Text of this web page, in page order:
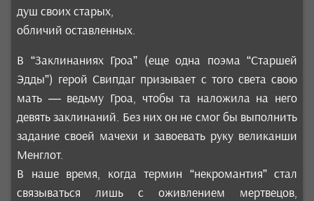
душ своих старых,
обличий оставленных.
В “Заклинаниях Гроа” (еще одна поэма “Старшей
Эдды”) герой Свипдаг призывает с того света свою
мать — ведьму Гроа, чтобы та наложила на него
девять заклинаний. Без них он не смог бы выполнить
задание своей мачехи и завоевать руку великанши
Менглот.
В наше время, когда термин “некромантия” стал
связываться лишь с оживлением мертвецов,